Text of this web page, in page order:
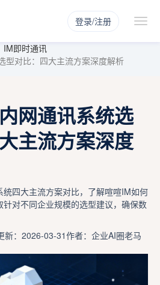
登录/注册
IM即时通讯
型对比：四大主流方案深度解析
网通讯系统选
主流方案深度
四大主流方案对比，了解喧喧IM如何
对不同企业规模的选型建议，确保数
新：2026-03-31作者：企业AI圈老马